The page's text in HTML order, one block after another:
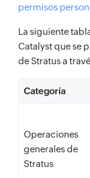
permisos
La siguiente
Catalyst que se
de Stratus a
Categoría
Operaciones
generales de
Stratus